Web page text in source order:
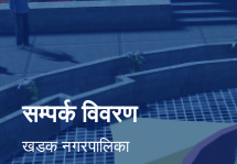
सम्पर्क विवरण
खडक नगरपालिका